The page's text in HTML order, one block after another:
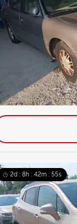
2d : 8h : 42m : 54s